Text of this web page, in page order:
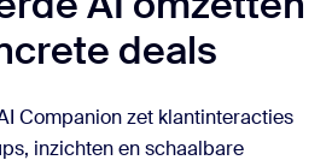
deals
Companion zet klantinteracties
inzichten en schaalbare